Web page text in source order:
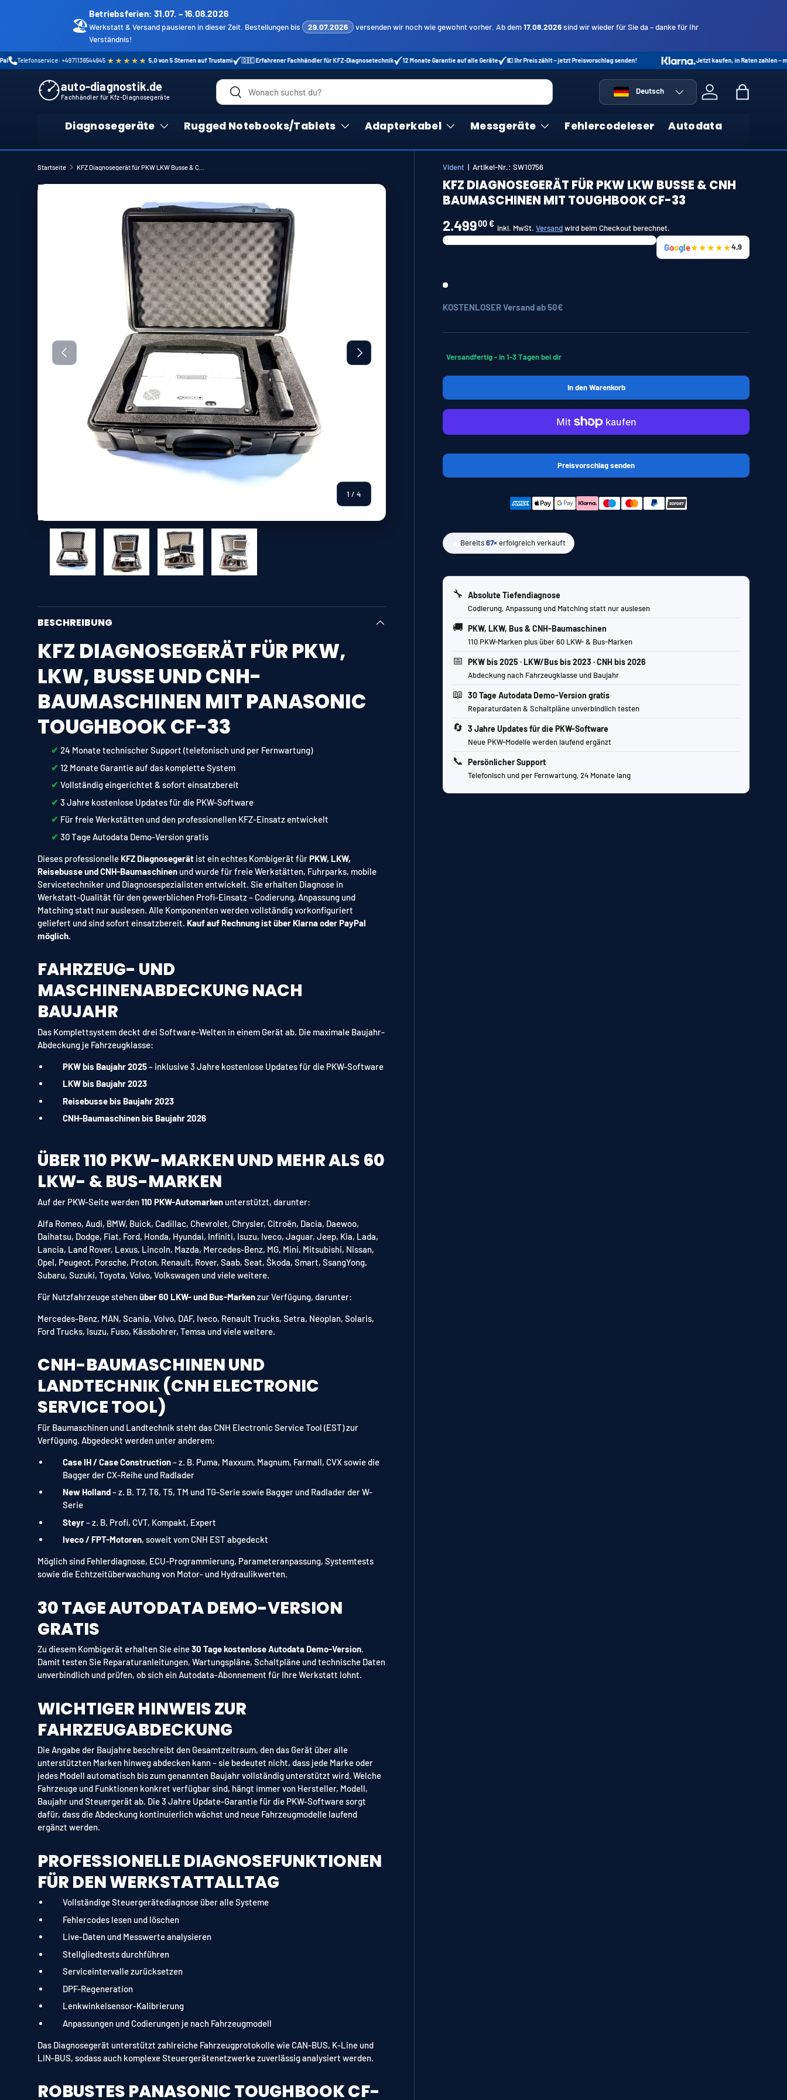
🏖️
Betriebsferien: 31.07. – 16.08.2026
Werkstatt & Versand pausieren in dieser Zeit. Bestellungen bis 29.07.2026 versenden wir noch wie gewohnt vorher. Ab dem17.08.2026sind wir wieder für Sie da – danke für Ihr
Verständnis!
Direkt zum Inhalt
+4971136544645 5,0 von 5 Sternen auf Trustami 🇩🇪 Erfahrener Fachhändler für KFZ-Diagnosetechnik 12 Monate Garantie auf alle Geräte 💶 Ihr Preis zählt – jetzt Preisvorschlag senden! Jetzt kaufen, in Raten zahlen – mit Klarna oder
auto-diagnostik.de
Fachhändler für Kfz-Diagnosegeräte
Suchen
Suchen
Sprache
Deutsch
Einloggen
Diagnosegeräte Rugged Notebooks/Tablets Adapterkabel Messgeräte Fehlercodeleser Autodata
Startseite KFZ Diagnosegerät für PKW LKW Busse & CNH Baumaschinen mit Toughbook CF-33
Vorherige
1 /von
4
Nächste
Vident |Artikel-Nr.: SW10756
KFZ DIAGNOSEGERÄT FÜR PKW LKW BUSSE & CNH
BAUMASCHINEN MIT TOUGHBOOK CF-33
2.49900 € inkl. MwSt.Versandwird beim Checkout berechnet.
Google★★★★★4,9
KOSTENLOSER Versand ab 50€
Versandfertig - in 1-3 Tagen bei dir
In den Warenkorb
Preisvorschlag senden
Bereits67×erfolgreich verkauft
🔧 Absolute Tiefendiagnose
Codierung, Anpassung und Matching statt nur auslesen
🚚 PKW, LKW, Bus & CNH-Baumaschinen
110 PKW-Marken plus über 60 LKW- & Bus-Marken
📅 PKW bis 2025 · LKW/Bus bis 2023 · CNH bis 2026
Abdeckung nach Fahrzeugklasse und Baujahr
📖 30 Tage Autodata Demo-Version gratis
Reparaturdaten & Schaltpläne unverbindlich testen
🔄 3 Jahre Updates für die PKW-Software
Neue PKW-Modelle werden laufend ergänzt
📞 Persönlicher Support
Telefonisch und per Fernwartung, 24 Monate lang
BESCHREIBUNG
KFZ DIAGNOSEGERÄT FÜR PKW,
LKW, BUSSE UND CNH-
BAUMASCHINEN MIT PANASONIC
TOUGHBOOK CF-33
✔︎ 24 Monate technischer Support (telefonisch und per Fernwartung)
✔︎ 12 Monate Garantie auf das komplette System
✔︎ Vollständig eingerichtet & sofort einsatzbereit
✔︎ 3 Jahre kostenlose Updates für die PKW-Software
✔︎ Für freie Werkstätten und den professionellen KFZ-Einsatz entwickelt
✔︎ 30 Tage Autodata Demo-Version gratis
Dieses professionelle KFZ Diagnosegerät ist ein echtes Kombigerät fürPKW, LKW,
Reisebusse und CNH-Baumaschinen und wurde für freie Werkstätten, Fuhrparks, mobile
Servicetechniker und Diagnosespezialisten entwickelt. Sie erhalten Diagnose in
Werkstatt-Qualität für den gewerblichen Profi-Einsatz – Codierung, Anpassung und
Matching statt nur auslesen. Alle Komponenten werden vollständig vorkonfiguriert
geliefert und sind sofort einsatzbereit. Kauf auf Rechnung ist über Klarna oder PayPal
möglich.
FAHRZEUG- UND
MASCHINENABDECKUNG NACH
BAUJAHR
Das Komplettsystem deckt drei Software-Welten in einem Gerät ab. Die maximale Baujahr-
Abdeckung je Fahrzeugklasse:
PKW bis Baujahr 2025– inklusive 3 Jahre kostenlose Updates für die PKW-Software
LKW bis Baujahr 2023
Reisebusse bis Baujahr 2023
CNH-Baumaschinen bis Baujahr 2026
ÜBER 110 PKW-MARKEN UND MEHR ALS 60
LKW- & BUS-MARKEN
Auf der PKW-Seite werden110 PKW-Automarken unterstützt, darunter:
Alfa Romeo, Audi, BMW, Buick, Cadillac, Chevrolet, Chrysler, Citroën, Dacia, Daewoo,
Daihatsu, Dodge, Fiat, Ford, Honda, Hyundai, Infiniti, Isuzu, Iveco, Jaguar, Jeep, Kia, Lada,
Lancia, Land Rover, Lexus, Lincoln, Mazda, Mercedes-Benz, MG, Mini, Mitsubishi, Nissan,
Opel, Peugeot, Porsche, Proton, Renault, Rover, Saab, Seat, Škoda, Smart, SsangYong,
Subaru, Suzuki, Toyota, Volvo, Volkswagen und viele weitere.
Für Nutzfahrzeuge stehenüber 60 LKW- und Bus-Markenzur Verfügung, darunter:
Mercedes-Benz, MAN, Scania, Volvo, DAF, Iveco, Renault Trucks, Setra, Neoplan, Solaris,
Ford Trucks, Isuzu, Fuso, Kässbohrer, Temsa und viele weitere.
CNH-BAUMASCHINEN UND
LANDTECHNIK (CNH ELECTRONIC
SERVICE TOOL)
Für Baumaschinen und Landtechnik steht das CNH Electronic Service Tool (EST) zur
Verfügung. Abgedeckt werden unter anderem:
Case IH / Case Construction– z. B. Puma, Maxxum, Magnum, Farmall, CVX sowie die
Bagger der CX-Reihe und Radlader
New Holland– z. B. T7, T6, T5, TM und TG-Serie sowie Bagger und Radlader der W-
Serie
Steyr– z. B. Profi, CVT, Kompakt, Expert
Iveco / FPT-Motoren, soweit vom CNH EST abgedeckt
Möglich sind Fehlerdiagnose, ECU-Programmierung, Parameteranpassung, Systemtests
sowie die Echtzeitüberwachung von Motor- und Hydraulikwerten.
30 TAGE AUTODATA DEMO-VERSION
GRATIS
Zu diesem Kombigerät erhalten Sie eine30 Tage kostenlose Autodata Demo-Version.
Damit testen Sie Reparaturanleitungen, Wartungspläne, Schaltpläne und technische Daten
unverbindlich und prüfen, ob sich ein Autodata-Abonnement für Ihre Werkstatt lohnt.
WICHTIGER HINWEIS ZUR
FAHRZEUGABDECKUNG
Die Angabe der Baujahre beschreibt den Gesamtzeitraum, den das Gerät über alle
unterstützten Marken hinweg abdecken kann – sie bedeutet nicht, dass jede Marke oder
jedes Modell automatisch bis zum genannten Baujahr vollständig unterstützt wird. Welche
Fahrzeuge und Funktionen konkret verfügbar sind, hängt immer von Hersteller, Modell,
Baujahr und Steuergerät ab. Die 3 Jahre Update-Garantie für die PKW-Software sorgt
dafür, dass die Abdeckung kontinuierlich wächst und neue Fahrzeugmodelle laufend
ergänzt werden.
PROFESSIONELLE DIAGNOSEFUNKTIONEN
FÜR DEN WERKSTATTALLTAG
Vollständige Steuergerätediagnose über alle Systeme
Fehlercodes lesen und löschen
Live-Daten und Messwerte analysieren
Stellgliedtests durchführen
Serviceintervalle zurücksetzen
DPF-Regeneration
Lenkwinkelsensor-Kalibrierung
Anpassungen und Codierungen je nach Fahrzeugmodell
Das Diagnosegerät unterstützt zahlreiche Fahrzeugprotokolle wie CAN-BUS, K-Line und
LIN-BUS, sodass auch komplexe Steuergerätenetzwerke zuverlässig analysiert werden.
ROBUSTES PANASONIC TOUGHBOOK CF-